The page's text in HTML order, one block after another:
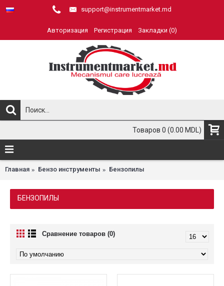
support@instrumentmarket.md
Авторизация Регистрация Закладки (0)
Товаров 0 (0.00 MDL)
Главная Бензо инструменты Бензопилы
БЕНЗОПИЛЫ
Сравнение товаров (0)